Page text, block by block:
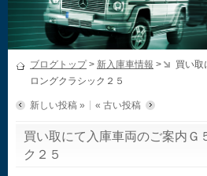
ブログトップ> 新入庫車情報 >
買い取
ロングクラシック２５
新しい投稿 » « 古い投稿
買い取にて入庫車両のご案内Ｇ
ク２５